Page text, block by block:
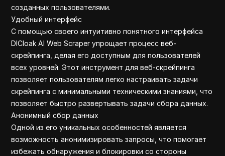
созданных пользователями.
Удобный интерфейс
С помощью своего интуитивно понятного интерфейса
DICloak AI Web Scraper упрощает процесс веб-
скрейпинга, делая его доступным для пользователей
всех уровней. Этот инструмент для веб-скрейпинга
позволяет пользователям легко настраивать задачи
скрейпинга с минимальными техническими знаниями, что
позволяет быстро развертывать задачи сбора данных.
Анонимный сбор данных
Одной из его уникальных особенностей является
возможность анонимизировать запросы, что помогает
избежать обнаружения и блокировки со стороны